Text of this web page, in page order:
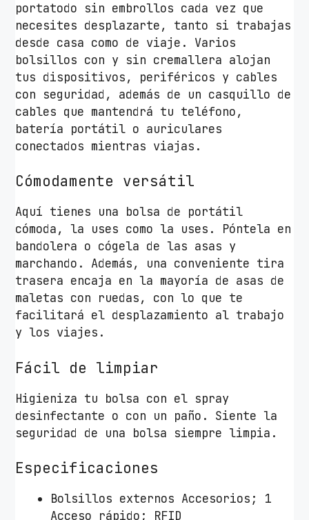
portatodo sin embrollos cada vez que
necesites desplazarte, tanto si trabajas
desde casa como de viaje. Varios
bolsillos con y sin cremallera alojan
tus dispositivos, periféricos y cables
con seguridad, además de un casquillo de
cables que mantendrá tu teléfono,
batería portátil o auriculares
conectados mientras viajas.
Cómodamente versátil
Aquí tienes una bolsa de portátil
cómoda, la uses como la uses. Póntela en
bandolera o cógela de las asas y
marchando. Además, una conveniente tira
trasera encaja en la mayoría de asas de
maletas con ruedas, con lo que te
facilitará el desplazamiento al trabajo
y los viajes.
Fácil de limpiar
Higieniza tu bolsa con el spray
desinfectante o con un paño. Siente la
seguridad de una bolsa siempre limpia.
Especificaciones
Bolsillos externos Accesorios; 1
Acceso rápido; RFID